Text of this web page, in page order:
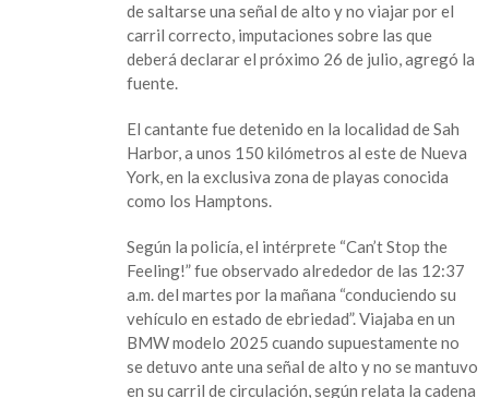
de saltarse una señal de alto y no viajar por el
carril correcto, imputaciones sobre las que
deberá declarar el próximo 26 de julio, agregó la
fuente.
El cantante fue detenido en la localidad de Sah
Harbor, a unos 150 kilómetros al este de Nueva
York, en la exclusiva zona de playas conocida
como los Hamptons.
Según la policía, el intérprete “Can’t Stop the
Feeling!” fue observado alrededor de las 12:37
a.m. del martes por la mañana “conduciendo su
vehículo en estado de ebriedad”. Viajaba en un
BMW modelo 2025 cuando supuestamente no
se detuvo ante una señal de alto y no se mantuvo
en su carril de circulación, según relata la cadena